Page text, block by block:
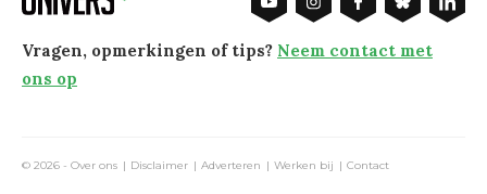
Vragen, opmerkingen of tips? Neem contact met
ons op
© 2026 - Over ons Disclaimer Adverteren Werken bij Contact